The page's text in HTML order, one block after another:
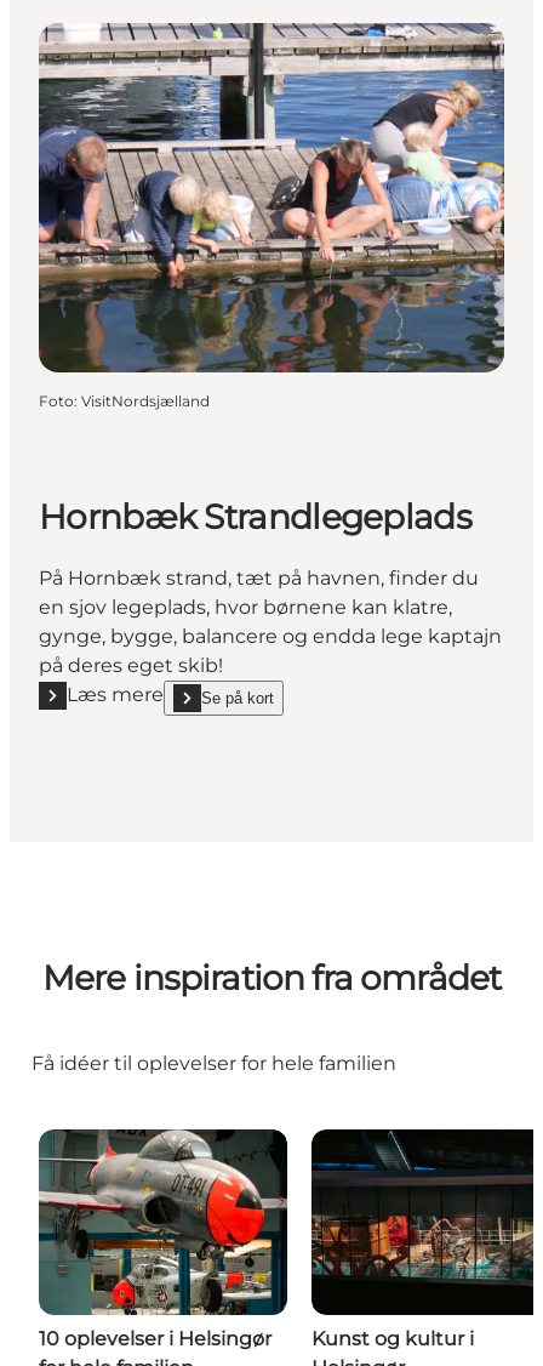
Foto: VisitNordsjælland
Hornbæk Strandlegeplads
På Hornbæk strand, tæt på havnen, finder du
en sjov legeplads, hvor børnene kan klatre,
gynge, bygge, balancere og endda lege kaptajn
på deres eget skib!
Læs mere
Læs mere "Hornbæk Strandlegeplads"
Se på kort
show Hornbæk Strandlegeplads on_map
Mere inspiration fra området
Få idéer til oplevelser for hele familien
10 oplevelser i Helsingør
Kunst og kultur i